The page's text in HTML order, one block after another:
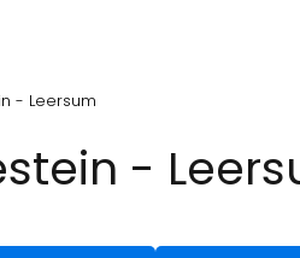
- Leersum
-